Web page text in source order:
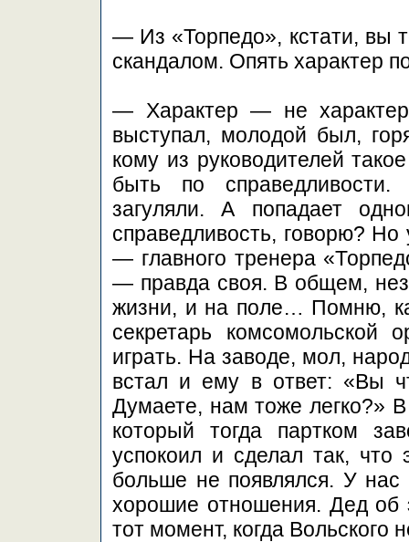
— Из «Торпедо», кстати, вы
скандалом. Опять характер
— Характер — не
выступал, молодой был,
кому из руководителей
быть по
загуляли. А попадает
справедливость, говорю?
— главного тренера
— правда своя. В общем,
жизни, и на поле… Помню,
секретарь комсомольской
играть. На заводе, мол,
встал и ему в ответ: «Вы
Думаете, нам тоже легко?»
который тогда партком
успокоил и сделал так, что
больше не появлялся. У
хорошие отношения. Дед об
тот момент, когда Вольского